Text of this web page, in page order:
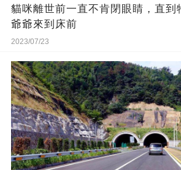
貓咪離世前一直不肯閉眼睛，直到
爺爺來到床前
2023/07/23